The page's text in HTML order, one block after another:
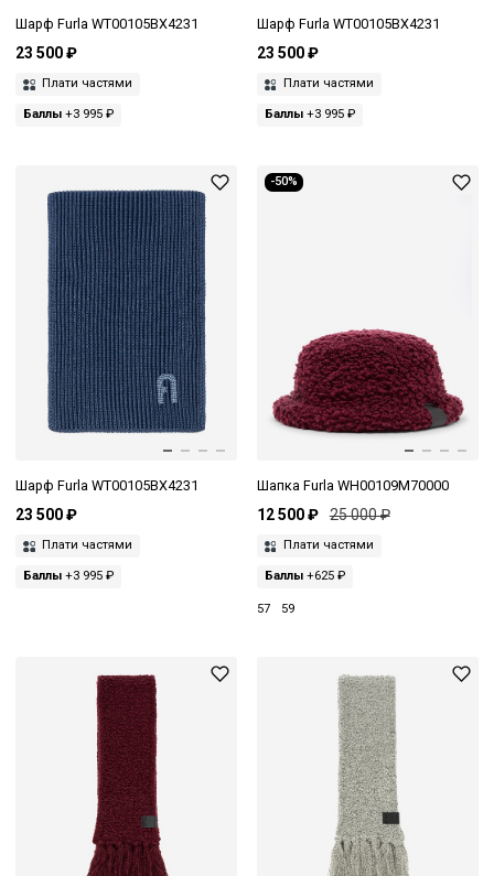
Шарф Furla WT00105BX4231
23 500 ₽
Плати частями
Баллы +3 995 ₽
Шарф Furla WT00105BX4231
23 500 ₽
Плати частями
Баллы+3 995 ₽
Шарф Furla WT00105BX4231
23 500 ₽
Плати частями
Баллы +3 995 ₽
-50%
Шапка Furla WH00109M70000
12 500 ₽ 25 000 ₽
Плати частями
Баллы+625 ₽
57 59